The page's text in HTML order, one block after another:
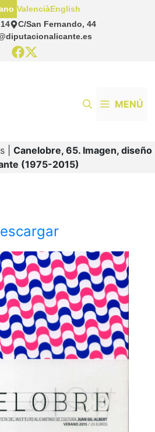
C/San Fernando, 44
ValenciàEnglish
MENÚ
Canelobre, 65. Imagen, diseño
(1975-2015)